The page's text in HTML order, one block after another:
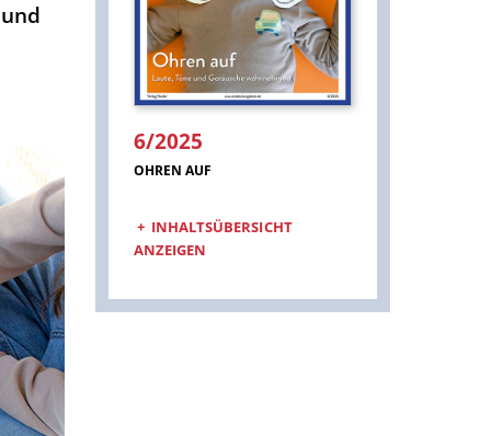
6/2025
:
OHREN AUF
INHALTSÜBERSICHT
ANZEIGEN